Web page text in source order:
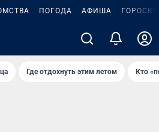
ПОГОДА АФИША
Где отдохнуть этим летом Кто